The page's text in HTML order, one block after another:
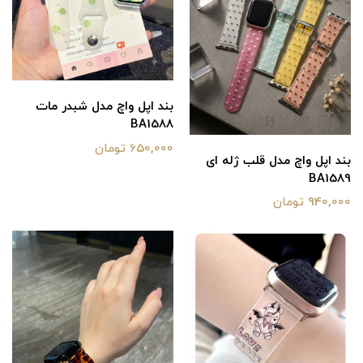
بند اپل واچ مدل قلب ژله ای
BA1589
940,000 تومان
بند اپل واچ مدل شبدر مات
BA1588
650,000 تومان